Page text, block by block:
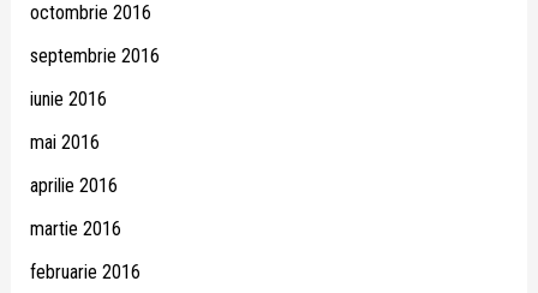
octombrie 2016
septembrie 2016
iunie 2016
mai 2016
aprilie 2016
martie 2016
februarie 2016